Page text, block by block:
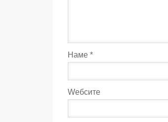
Наме *
Wебсите